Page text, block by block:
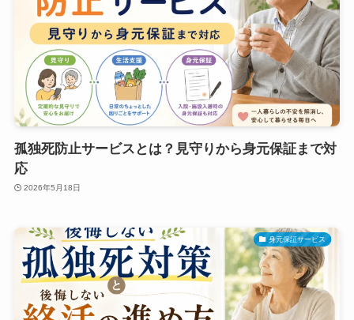
孤独死防止サービスとは？見守りから身元保証まで対
応
2026年5月18日
身元保証サービス